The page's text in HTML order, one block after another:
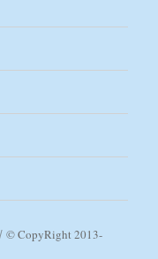
© CopyRight 2013-